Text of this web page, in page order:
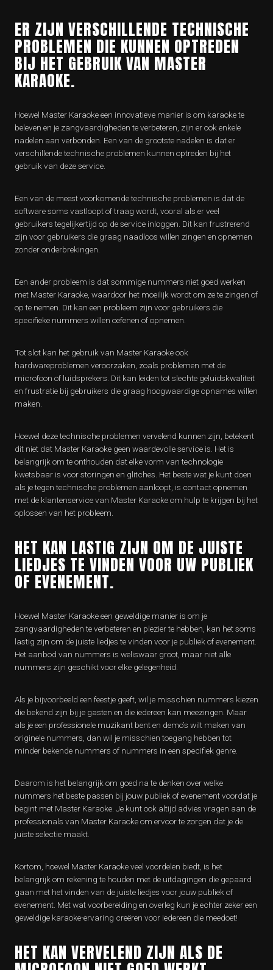
ER ZIJN VERSCHILLENDE TECHNISCHE
PROBLEMEN DIE KUNNEN OPTREDEN
BIJ HET GEBRUIK VAN MASTER
KARAOKE.
Hoewel Master Karaoke een innovatieve manier is om karaoke te
beleven en je zangvaardigheden te verbeteren, zijn er ook enkele
nadelen aan verbonden. Een van de grootste nadelen is dat er
verschillende technische problemen kunnen optreden bij het
gebruik van deze service.
Een van de meest voorkomende technische problemen is dat de
software soms vastloopt of traag wordt, vooral als er veel
gebruikers tegelijkertijd op de service inloggen. Dit kan frustrerend
zijn voor gebruikers die graag naadloos willen zingen en opnemen
zonder onderbrekingen.
Een ander probleem is dat sommige nummers niet goed werken
met Master Karaoke, waardoor het moeilijk wordt om ze te zingen of
op te nemen. Dit kan een probleem zijn voor gebruikers die
specifieke nummers willen oefenen of opnemen.
Tot slot kan het gebruik van Master Karaoke ook
hardwareproblemen veroorzaken, zoals problemen met de
microfoon of luidsprekers. Dit kan leiden tot slechte geluidskwaliteit
en frustratie bij gebruikers die graag hoogwaardige opnames willen
maken.
Hoewel deze technische problemen vervelend kunnen zijn, betekent
dit niet dat Master Karaoke geen waardevolle service is. Het is
belangrijk om te onthouden dat elke vorm van technologie
kwetsbaar is voor storingen en glitches. Het beste wat je kunt doen
als je tegen technische problemen aanloopt, is contact opnemen
met de klantenservice van Master Karaoke om hulp te krijgen bij het
oplossen van het probleem.
HET KAN LASTIG ZIJN OM DE JUISTE
LIEDJES TE VINDEN VOOR UW PUBLIEK
OF EVENEMENT.
Hoewel Master Karaoke een geweldige manier is om je
zangvaardigheden te verbeteren en plezier te hebben, kan het soms
lastig zijn om de juiste liedjes te vinden voor je publiek of evenement.
Het aanbod van nummers is weliswaar groot, maar niet alle
nummers zijn geschikt voor elke gelegenheid.
Als je bijvoorbeeld een feestje geeft, wil je misschien nummers kiezen
die bekend zijn bij je gasten en die iedereen kan meezingen. Maar
als je een professionele muzikant bent en demo’s wilt maken van
originele nummers, dan wil je misschien toegang hebben tot
minder bekende nummers of nummers in een specifiek genre.
Daarom is het belangrijk om goed na te denken over welke
nummers het beste passen bij jouw publiek of evenement voordat je
begint met Master Karaoke. Je kunt ook altijd advies vragen aan de
professionals van Master Karaoke om ervoor te zorgen dat je de
juiste selectie maakt.
Kortom, hoewel Master Karaoke veel voordelen biedt, is het
belangrijk om rekening te houden met de uitdagingen die gepaard
gaan met het vinden van de juiste liedjes voor jouw publiek of
evenement. Met wat voorbereiding en overleg kun je echter zeker een
geweldige karaoke-ervaring creëren voor iedereen die meedoet!
HET KAN VERVELEND ZIJN ALS DE